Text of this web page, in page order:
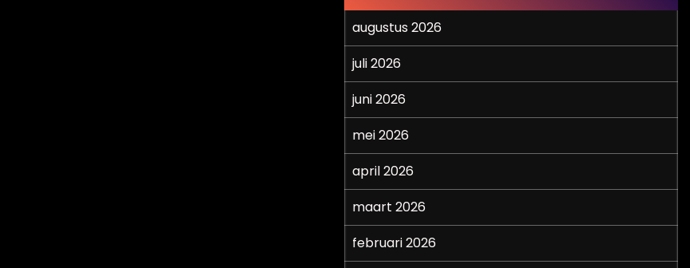
augustus 2026
juli 2026
juni 2026
mei 2026
april 2026
maart 2026
februari 2026